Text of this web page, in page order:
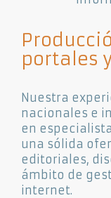
portales
Nuestra
nacionales e
en
una sólida
editoriales,
ámbito de
internet.